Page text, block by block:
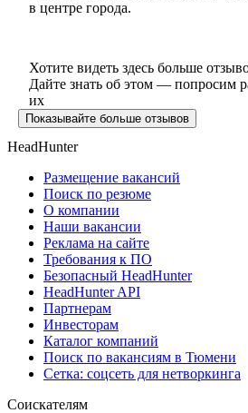
в центре города.
Хотите видеть здесь больше
Дайте знать об этом — попросим
их
Показывайте больше отзывов
HeadHunter
Размещение вакансий
Поиск по резюме
О компании
Наши вакансии
Реклама на сайте
Требования к ПО
Безопасный HeadHunter
HeadHunter API
Партнерам
Инвесторам
Каталог компаний
Поиск по вакансиям в Тюмени
Сетка: соцсеть для нетворкинга
Соискателям